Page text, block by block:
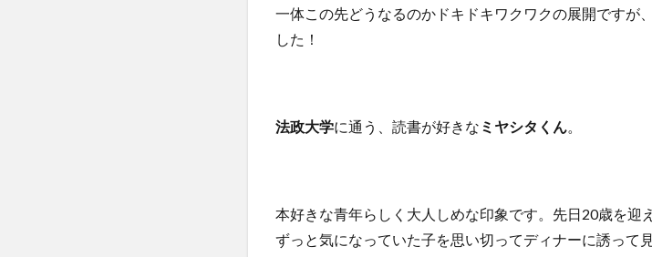
一体この先どうなるのかドキドキワクワクの展開ですが
した！
法政大学に通う、読書が好きな ミヤシタくん
本好きな青年らしく大人しめな印象です。先日20歳を迎
ずっと気になっていた子を思い切ってディナーに誘って